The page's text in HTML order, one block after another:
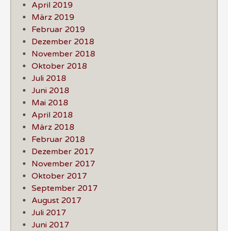
April 2019
März 2019
Februar 2019
Dezember 2018
November 2018
Oktober 2018
Juli 2018
Juni 2018
Mai 2018
April 2018
März 2018
Februar 2018
Dezember 2017
November 2017
Oktober 2017
September 2017
August 2017
Juli 2017
Juni 2017